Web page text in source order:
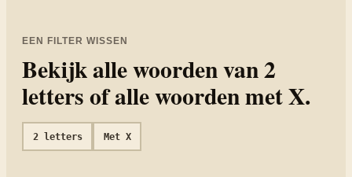
EEN FILTER WISSEN
Bekijk alle woorden van2
letters of alle woorden metX.
2letters Met X